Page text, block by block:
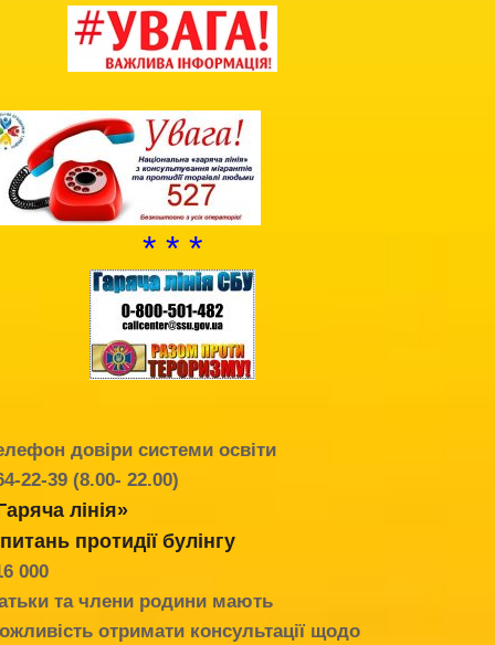
Благодійна допомога
Додаткова інформація
(вихованців)
НМТ 2025
* * *
довіри системи освіти
22-39 (8.00- 22.00)
лінія»
протидії булінгу
000
та члени родини мають
отримати консультації щодо